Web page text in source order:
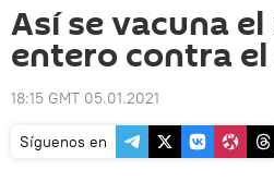
Así se vacuna
entero contra
18:15 GMT 05.01.2021
Síguenos en